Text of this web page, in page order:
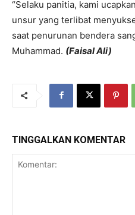
“Selaku panitia, kami
unsur yang terlibat
saat penurunan bendera
Muhammad. (Faisal Ali)
TINGGALKAN KOMENTAR